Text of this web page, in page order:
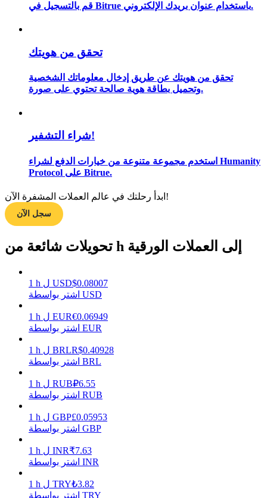
مرشد
استراتيجيات التداول
تعلم كيفية البقاء مربحة
يكسب
خنزير الطاقة
احصل على مكافآت تنافسية يوميًا
قم بالتسجيل في Bitrue باستخدام عنوان بريدك الإلكتروني.
تحقق من هويتك
تحقق من هويتك عن طريق إدخال معلوماتك الشخصية
وتحميل بطاقة هوية صالحة تحتوي على صورة.
شراء التشفير!
استخدم مجموعة متنوعة من خيارات الدفع لشراء Humanity
Protocol على Bitrue.
ابدأ رحلتك في عالم العملات المشفرة الآن!
سجل الآن
تحويلات شائعة من h إلى العملات الورقية
1 h ل USD$0.08007
اشتر بواسطة USD
1 h ل EUR€0.06949
اشتر بواسطة EUR
1 h ل BRLR$0.40928
اشتر بواسطة BRL
1 h ل RUB₽6.55
اشتر بواسطة RUB
1 h ل GBP£0.05953
اشتر بواسطة GBP
1 h ل INR₹7.63
اشتر بواسطة INR
1 h ل TRY₺3.82
اشتر بواسطة TRY